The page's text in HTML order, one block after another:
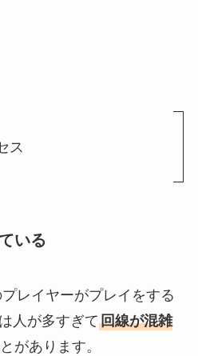
ス
いる
レイヤーがプレイをする
人が多すぎて回線が混雑
があります。